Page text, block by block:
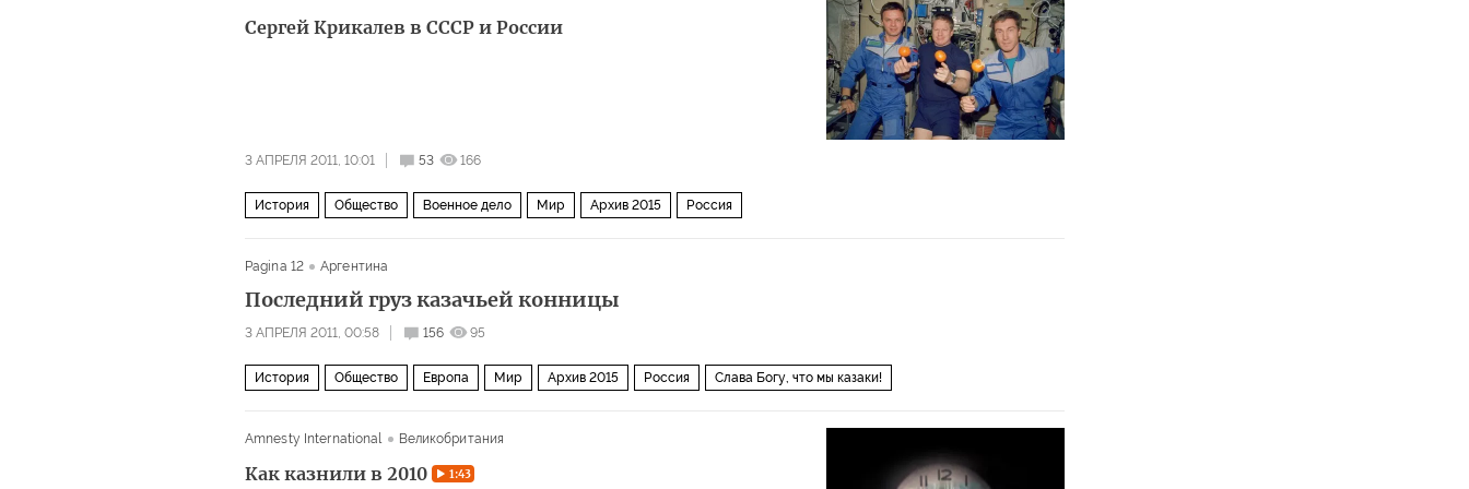
Сергей Крикалев в СССР и России
3 АПРЕЛЯ 2011, 10:01 53 166
История Общество Военное дело Мир Архив 2015 Россия
Pagina 12 Аргентина
Последний груз казачьей конницы
3 АПРЕЛЯ 2011, 00:58 156 95
История Общество Европа Мир Архив 2015 Россия Слава Богу, что мы казаки!
Amnesty International Великобритания
Как казнили в 2010 1:43